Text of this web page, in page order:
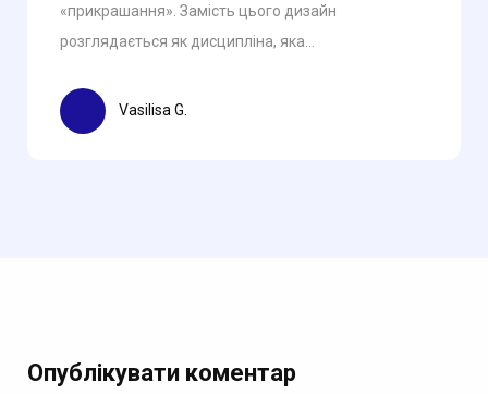
«прикрашання». Замість цього дизайн
розглядається як дисципліна, яка...
Vasilisa G.
Опублікувати коментар